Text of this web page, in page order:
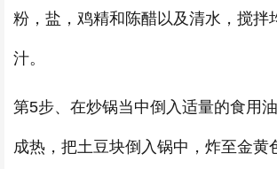
粉，盐，鸡精和陈醋以及清水，搅拌
汁。
第5步、在炒锅当中倒入适量的食用
成热，把土豆块倒入锅中，炸至金黄